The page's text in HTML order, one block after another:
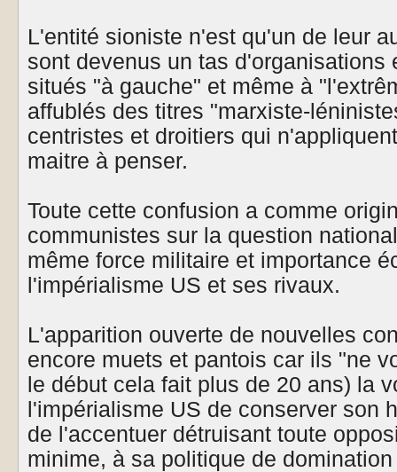
L'entité sioniste n'est qu'un de leur
sont devenus un tas d'organisations
situés "à gauche" et même à
affublés des titres "marxiste-
centristes et droitiers qui
maitre à penser.
Toute cette confusion a comme
communistes sur la question
même force militaire et importance
l'impérialisme US et ses rivaux.
L'apparition ouverte de nouvelles
encore muets et pantois car ils "ne
le début cela fait plus de 20 ans) la
l'impérialisme US de conserver son
de l'accentuer détruisant toute
minime, à sa politique de